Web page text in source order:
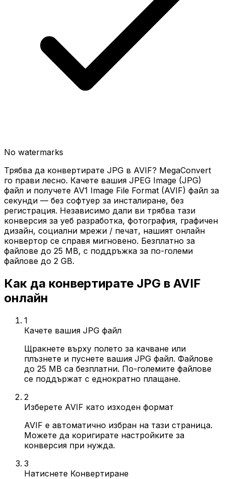
No watermarks
Трябва да конвертирате JPG в AVIF? MegaConvert
го прави лесно. Качете вашия JPEG Image (JPG)
файл и получете AV1 Image File Format (AVIF) файл за
секунди — без софтуер за инсталиране, без
регистрация. Независимо дали ви трябва тази
конверсия за уеб разработка, фотография, графичен
дизайн, социални мрежи / печат, нашият онлайн
конвертор се справя мигновено. Безплатно за
файлове до 25 MB, с поддръжка за по-големи
файлове до 2 GB.
Как да конвертирате JPG в AVIF
онлайн
1
Качете вашия JPG файл
Щракнете върху полето за качване или
плъзнете и пуснете вашия JPG файл. Файлове
до 25 MB са безплатни. По-големите файлове
се поддържат с еднократно плащане.
2
Изберете AVIF като изходен формат
AVIF е автоматично избран на тази страница.
Можете да коригирате настройките за
конверсия при нужда.
3
Натиснете Конвертиране